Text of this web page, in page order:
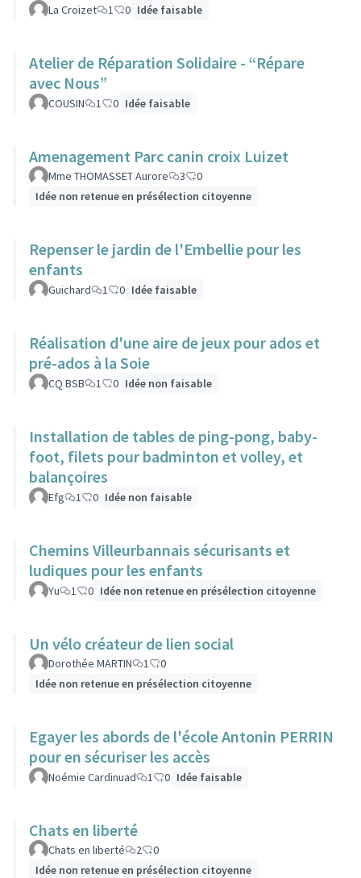
La Croizet 1 0 Idée faisable
Atelier de Réparation Solidaire - “Répare
avec Nous”
COUSIN 1 0 Idée faisable
Amenagement Parc canin croix Luizet
Mme THOMASSET Aurore 3
0
Idée non retenue en présélection citoyenne
Repenser le jardin de l'Embellie pour les
enfants
Guichard 1 0 Idée faisable
Réalisation d'une aire de jeux pour ados et
pré-ados à la Soie
CQ BSB 1 0 Idée non faisable
Installation de tables de ping-pong, baby-
foot, filets pour badminton et volley, et
balançoires
Efg 1 0 Idée non faisable
Chemins Villeurbannais sécurisants et
ludiques pour les enfants
Yu 1 0 Idée non retenue en présélection citoyenne
Un vélo créateur de lien social
Dorothée MARTIN 1
0
Idée non retenue en présélection citoyenne
Egayer les abords de l'école Antonin PERRIN
pour en sécuriser les accès
Noémie Cardinuad 1 0 Idée faisable
Chats en liberté
Chats en liberté 2
0
Idée non retenue en présélection citoyenne